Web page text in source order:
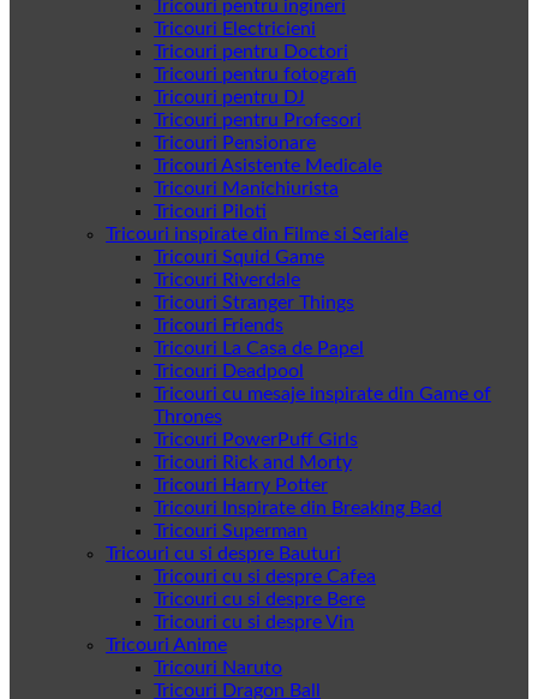
Tricouri pentru ingineri
Tricouri Electricieni
Tricouri pentru Doctori
Tricouri pentru fotografi
Tricouri pentru DJ
Tricouri pentru Profesori
Tricouri Pensionare
Tricouri Asistente Medicale
Tricouri Manichiurista
Tricouri Piloti
Tricouri inspirate din Filme si Seriale
Tricouri Squid Game
Tricouri Riverdale
Tricouri Stranger Things
Tricouri Friends
Tricouri La Casa de Papel
Tricouri Deadpool
Tricouri cu mesaje inspirate din Game of
Thrones
Tricouri PowerPuff Girls
Tricouri Rick and Morty
Tricouri Harry Potter
Tricouri Inspirate din Breaking Bad
Tricouri Superman
Tricouri cu si despre Bauturi
Tricouri cu si despre Cafea
Tricouri cu si despre Bere
Tricouri cu si despre Vin
Tricouri Anime
Tricouri Naruto
Tricouri Dragon Ball